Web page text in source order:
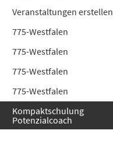
Veranstaltungen erstellen
775-Westfalen
775-Westfalen
775-Westfalen
775-Westfalen
Kompaktschulung
Potenzialcoach